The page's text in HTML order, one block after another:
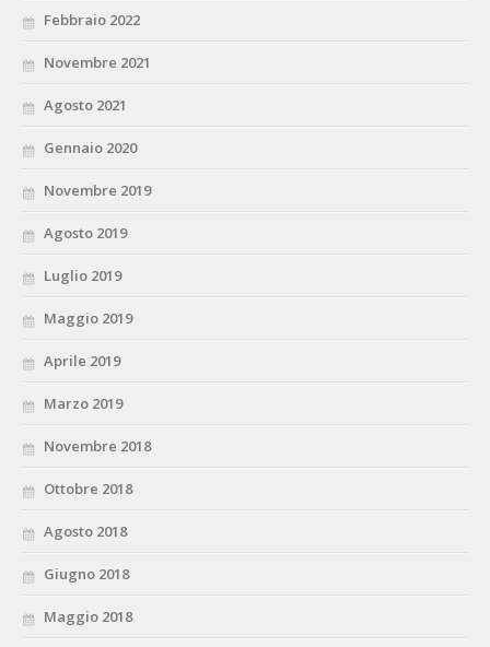
Febbraio 2022
Novembre 2021
Agosto 2021
Gennaio 2020
Novembre 2019
Agosto 2019
Luglio 2019
Maggio 2019
Aprile 2019
Marzo 2019
Novembre 2018
Ottobre 2018
Agosto 2018
Giugno 2018
Maggio 2018